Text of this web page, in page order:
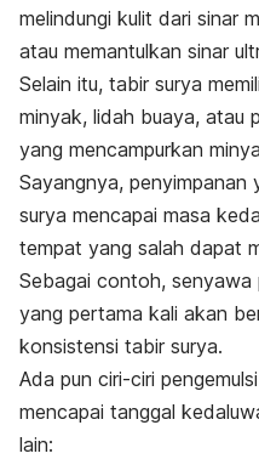
melindungi kulit dari sinar
atau memantulkan sinar
Selain itu, tabir surya
minyak, lidah buaya, atau
yang mencampurkan
Sayangnya, penyimpanan
surya mencapai masa
tempat yang salah dapat
Sebagai contoh, senyawa
yang pertama kali akan
konsistensi tabir surya.
Ada pun ciri-ciri
mencapai tanggal
lain: